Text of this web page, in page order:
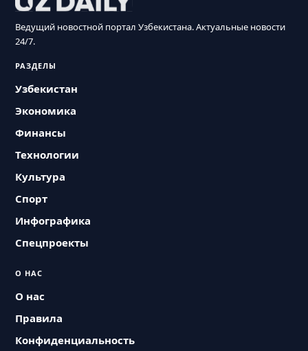
Ведущий новостной портал Узбекистана. Актуальные новости
24/7.
РАЗДЕЛЫ
Узбекистан
Экономика
Финансы
Технологии
Культура
Спорт
Инфографика
Спецпроекты
О НАС
О нас
Правила
Конфиденциальность